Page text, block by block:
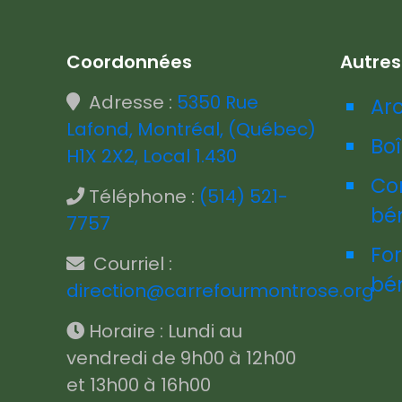
Coordonnées
Adresse : 5350 Rue
Lafond, Montréal, (Québec)
H1X 2X2, Local 1.430
Téléphone : (514) 521-
7757
Courriel :
direction@carrefourmontrose.org
Horaire : Lundi au
vendredi de 9h00 à 12h00
et 13h00 à 16h00